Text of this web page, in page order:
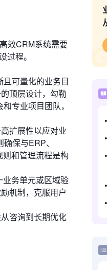
效CRM系统需要
程。
可量化的业务目
顶层设计，勾勒
专业项目团队，
扩展性以应对业
保与ERP、
和管理流程是构
业务单元或区域验
机制，克服用户
咨询到长期优化